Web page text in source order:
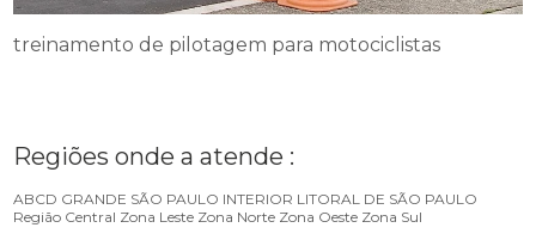
treinamento de pilotagem para motociclistas
Regiões onde a atende :
ABCD GRANDE SÃO PAULO INTERIOR LITORAL DE SÃO PAULO
Região Central Zona Leste Zona Norte Zona Oeste Zona Sul